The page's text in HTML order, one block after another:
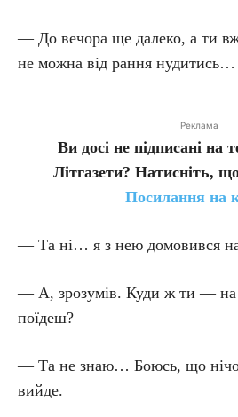
— До вечора ще далеко, а ти
не можна від рання нудитись…
Реклама
Ви досі не підписані на
Літгазети? Натисніть,
Посилання на
— Та ні… я з нею домовився
— А, зрозумів. Куди ж ти — на
поїдеш?
— Та не знаю… Боюсь, що
вийде.